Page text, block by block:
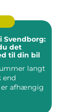
Svendborg:
det
til din bil
langt
end
er afhængig